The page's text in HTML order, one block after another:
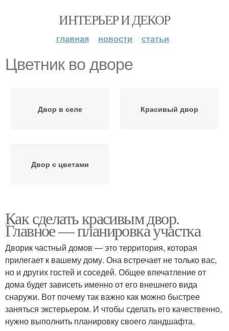
ИНТЕРЬЕР И ДЕКОР
главная новости статьи
Цветник во дворе
Двор в селе Красивый двор
Двор с цветами
Как сделать красивым двор.
Главное — планировка участка
Дворик частный домов — это территория, которая
прилегает к вашему дому. Она встречает не только вас,
но и других гостей и соседей. Общее впечатление от
дома будет зависеть именно от его внешнего вида
снаружи. Вот почему так важно как можно быстрее
заняться экстерьером. И чтобы сделать его качественно,
нужно выполнить планировку своего ландшафта.